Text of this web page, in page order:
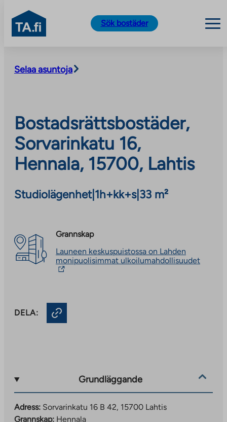
content
TA.fi
Sök bostäder
Selaa asuntoja
Bostadsrättsbostäder,
Sorvarinkatu 16,
Hennala, 15700, Lahtis
Studiolägenhet| 1h+kk+s| 33 m²
Grannskap
Launeen keskuspuistossa on Lahden
monipuolisimmat ulkoilumahdollisuudetThe
tab
DELA:
Grundläggande
Adress: Sorvarinkatu 16 B 42, 15700 Lahtis
Grannskap: Hennala